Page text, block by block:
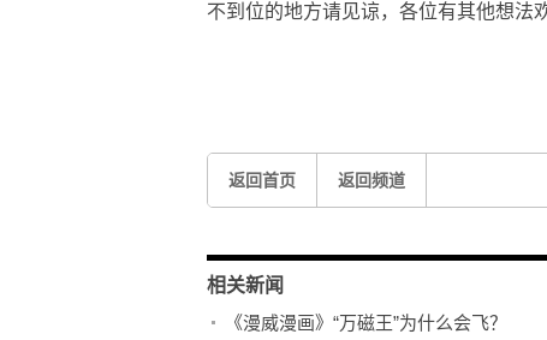
不到位的地方请见谅，各位有其他想法
返回首页 返回频道
相关新闻
《漫威漫画》“万磁王”为什么会飞？